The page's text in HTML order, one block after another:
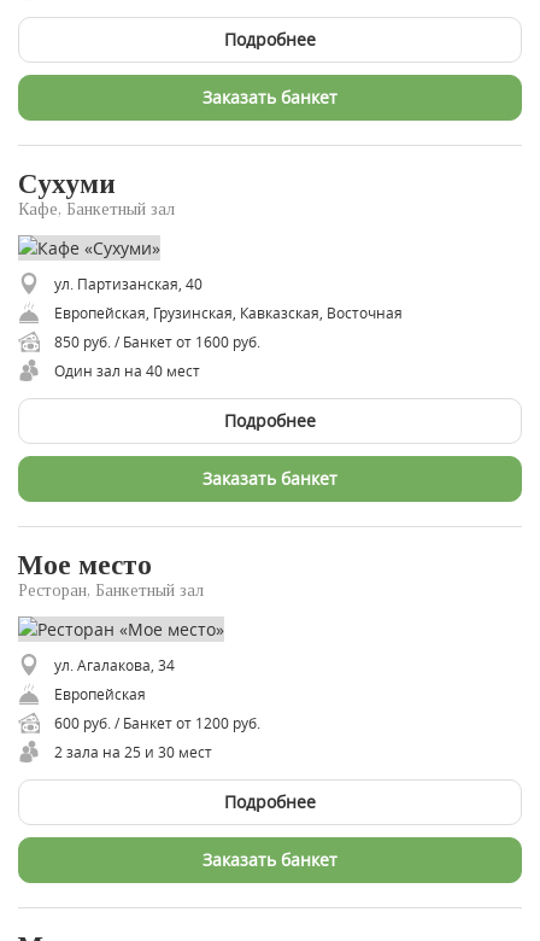
Подробнее
Заказать банкет
Сухуми
Кафе, Банкетный зал
ул. Партизанская, 40
Европейская, Грузинская, Кавказская, Восточная
850 руб. / Банкет от 1600 руб.
Один зал на 40 мест
Подробнее
Заказать банкет
Мое место
Ресторан, Банкетный зал
ул. Агалакова, 34
Европейская
600 руб. / Банкет от 1200 руб.
2 зала на 25 и 30 мест
Подробнее
Заказать банкет